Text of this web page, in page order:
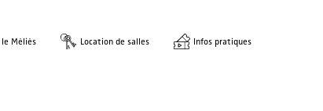
Méliès Location de salles Infos pratiques